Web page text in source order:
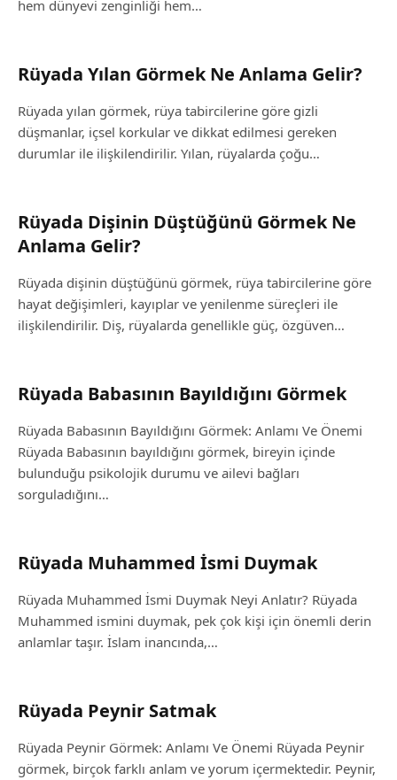
hem dünyevi zenginliği hem…
Rüyada Yılan Görmek Ne Anlama Gelir?
Rüyada yılan görmek, rüya tabircilerine göre gizli
düşmanlar, içsel korkular ve dikkat edilmesi gereken
durumlar ile ilişkilendirilir. Yılan, rüyalarda çoğu…
Rüyada Dişinin Düştüğünü Görmek Ne
Anlama Gelir?
Rüyada dişinin düştüğünü görmek, rüya tabircilerine göre
hayat değişimleri, kayıplar ve yenilenme süreçleri ile
ilişkilendirilir. Diş, rüyalarda genellikle güç, özgüven…
Rüyada Babasının Bayıldığını Görmek
Rüyada Babasının Bayıldığını Görmek: Anlamı Ve Önemi
Rüyada Babasının bayıldığını görmek, bireyin içinde
bulunduğu psikolojik durumu ve ailevi bağları
sorguladığını…
Rüyada Muhammed İsmi Duymak
Rüyada Muhammed İsmi Duymak Neyi Anlatır? Rüyada
Muhammed ismini duymak, pek çok kişi için önemli derin
anlamlar taşır. İslam inancında,…
Rüyada Peynir Satmak
Rüyada Peynir Görmek: Anlamı Ve Önemi Rüyada Peynir
görmek, birçok farklı anlam ve yorum içermektedir. Peynir,